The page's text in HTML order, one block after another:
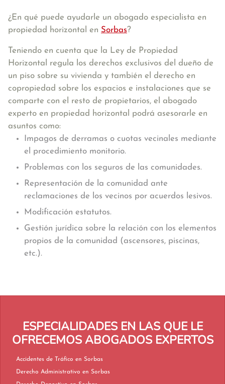
¿En qué puede ayudarle un abogado especialista en
propiedad horizontal en Sorbas?
Teniendo en cuenta que la Ley de Propiedad
Horizontal regula los derechos exclusivos del dueño de
un piso sobre su vivienda y también el derecho en
copropiedad sobre los espacios e instalaciones que se
comparte con el resto de propietarios, el abogado
experto en propiedad horizontal podrá asesorarle en
asuntos como:
Impagos de derramas o cuotas vecinales mediante
el procedimiento monitorio.
Problemas con los seguros de las comunidades.
Representación de la comunidad ante
reclamaciones de los vecinos por acuerdos lesivos.
Modificación estatutos.
Gestión jurídica sobre la relación con los elementos
propios de la comunidad (ascensores, piscinas,
etc.).
ESPECIALIDADES EN LAS QUE LE
OFRECEMOS ABOGADOS EXPERTOS
Accidentes de Tráfico en Sorbas
Derecho Administrativo en Sorbas